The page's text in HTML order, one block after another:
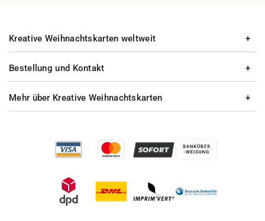
Bestellung und Kontakt
Mehr über Kreative Weihnachtskarten
Kreative Weihnachtskarten weltweit